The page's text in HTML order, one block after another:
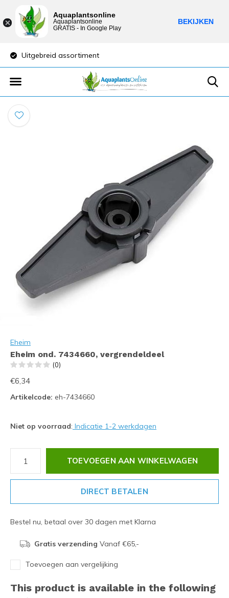
Uitgebreid assortiment
Eheim
Eheim ond. 7434660, vergrendeldeel
(0)
€6,34
Artikelcode: eh-7434660
Niet op voorraad: Indicatie 1-2 werkdagen
TOEVOEGEN AAN WINKELWAGEN
DIRECT BETALEN
Bestel nu, betaal over 30 dagen met Klarna
Gratis verzending Vanaf €65,-
Toevoegen aan vergelijking
This product is available in the following
Aquaplantsonline
Aquaplantsonline
GRATIS - In Google Play
BEKIJKEN